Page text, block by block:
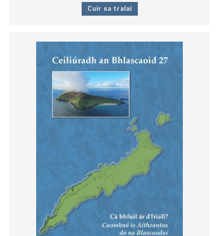
Cuir sa tralaí